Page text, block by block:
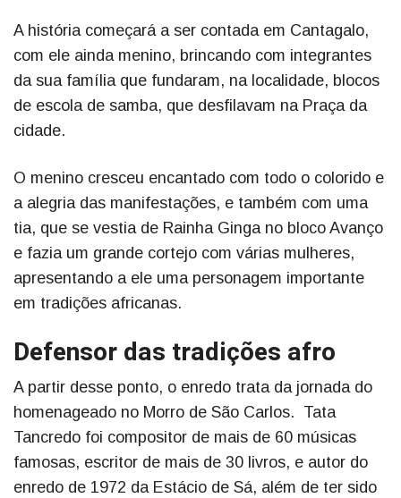
A história começará a ser contada em Cantagalo,
com ele ainda menino, brincando com integrantes
da sua família que fundaram, na localidade, blocos
de escola de samba, que desfilavam na Praça da
cidade.
O menino cresceu encantado com todo o colorido e
a alegria das manifestações, e também com uma
tia, que se vestia de Rainha Ginga no bloco Avanço
e fazia um grande cortejo com várias mulheres,
apresentando a ele uma personagem importante
em tradições africanas.
Defensor das tradições afro
A partir desse ponto, o enredo trata da jornada do
homenageado no Morro de São Carlos. Tata
Tancredo foi compositor de mais de 60 músicas
famosas, escritor de mais de 30 livros, e autor do
enredo de 1972 da Estácio de Sá, além de ter sido